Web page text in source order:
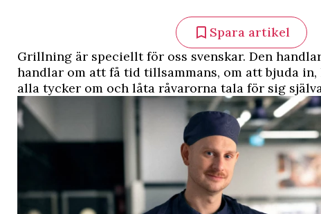
Spara artikel
Grillning är speciellt för oss svenskar. Den
handlar om att få tid tillsammans, om att bjuda
alla tycker om och låta råvarorna tala för sig